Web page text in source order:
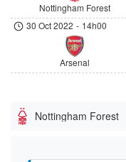
Nottingham Forest
30 Oct 2022 - 14h00
Arsenal
Nottingham Forest